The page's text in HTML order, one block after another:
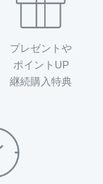
プレゼントや
ポイントUP
継続購入特典